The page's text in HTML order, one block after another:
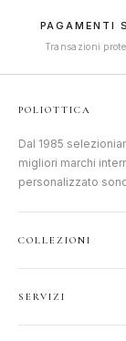
PAGAMENTI
Transazioni
POLIOTTICA
Dal 1985
migliori marchi
personalizzato
COLLEZIONI
SERVIZI